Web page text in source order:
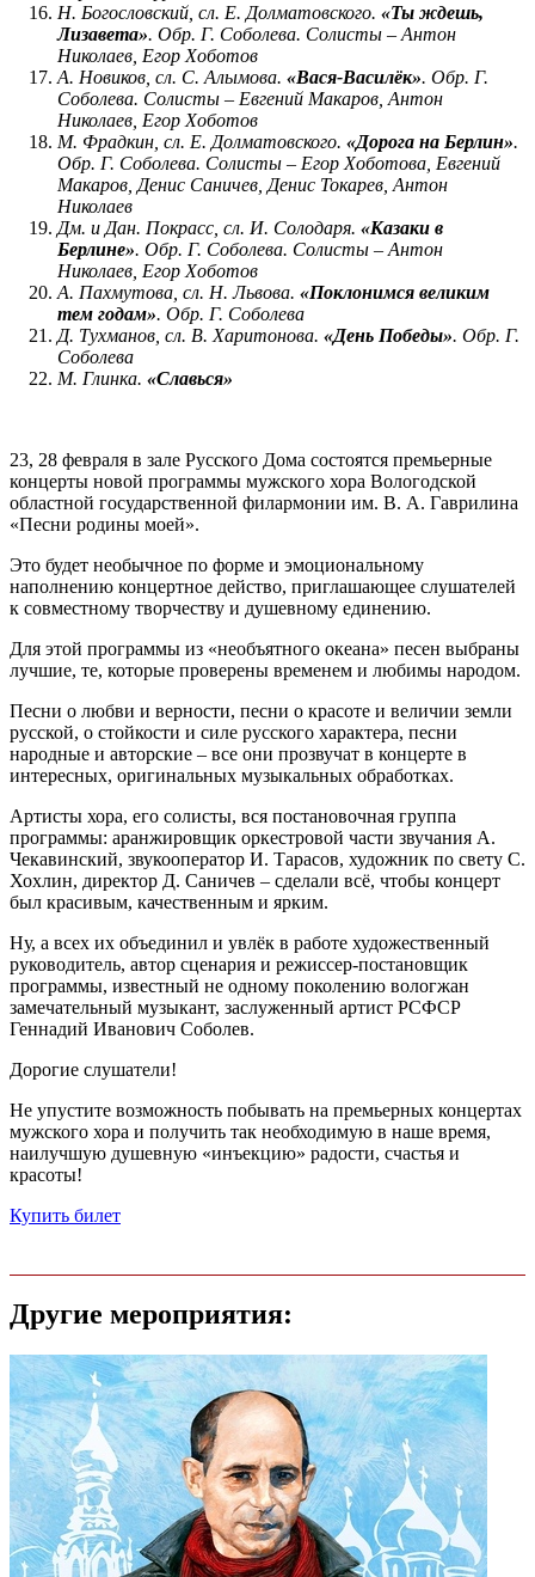
Н. Богословский, сл. Е. Долматовского. «Ты ждешь,
Лизавета». Обр. Г. Соболева. Солисты – Антон
Николаев, Егор Хоботов
А. Новиков, сл. С. Алымова. «Вася-Василёк». Обр. Г.
Соболева. Солисты – Евгений Макаров, Антон
Николаев, Егор Хоботов
М. Фрадкин, сл. Е. Долматовского. «Дорога на Берлин».
Обр. Г. Соболева. Солисты – Егор Хоботова, Евгений
Макаров, Денис Саничев, Денис Токарев, Антон
Николаев
Дм. и Дан. Покрасс, сл. И. Солодаря. «Казаки в
Берлине». Обр. Г. Соболева. Солисты – Антон
Николаев, Егор Хоботов
А. Пахмутова, сл. Н. Львова. «Поклонимся великим
тем годам». Обр. Г. Соболева
Д. Тухманов, сл. В. Харитонова. «День Победы». Обр. Г.
Соболева
М. Глинка. «Славься»
23, 28 февраля в зале Русского Дома состоятся премьерные
концерты новой программы мужского хора Вологодской
областной государственной филармонии им. В. А. Гаврилина
«Песни родины моей».
Это будет необычное по форме и эмоциональному
наполнению концертное действо, приглашающее слушателей
к совместному творчеству и душевному единению.
Для этой программы из «необъятного океана» песен выбраны
лучшие, те, которые проверены временем и любимы народом.
Песни о любви и верности, песни о красоте и величии земли
русской, о стойкости и силе русского характера, песни
народные и авторские – все они прозвучат в концерте в
интересных, оригинальных музыкальных обработках.
Артисты хора, его солисты, вся постановочная группа
программы: аранжировщик оркестровой части звучания А.
Чекавинский, звукооператор И. Тарасов, художник по свету С.
Хохлин, директор Д. Саничев – сделали всё, чтобы концерт
был красивым, качественным и ярким.
Ну, а всех их объединил и увлёк в работе художественный
руководитель, автор сценария и режиссер-постановщик
программы, известный не одному поколению вологжан
замечательный музыкант, заслуженный артист РСФСР
Геннадий Иванович Соболев.
Дорогие слушатели!
Не упустите возможность побывать на премьерных концертах
мужского хора и получить так необходимую в наше время,
наилучшую душевную «инъекцию» радости, счастья и
красоты!
Купить билет
Другие мероприятия: